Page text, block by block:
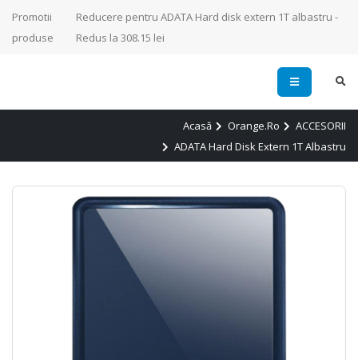
Promotii
produse
Reducere pentru ADATA Hard disk extern 1T albastru -
Redus la 308.15 lei
Acasă Orange.ro
ACCESORII
ADATA Hard Disk Extern 1T Albastru